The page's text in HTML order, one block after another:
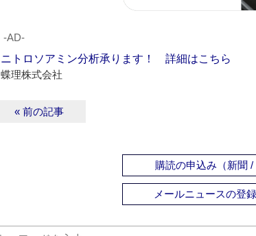
‐AD‐
ニトロソアミン分析承ります！ 詳細はこちら
蝶理株式会社
« 前の記事
購読の申込み（新聞 /
メールニュースの登録